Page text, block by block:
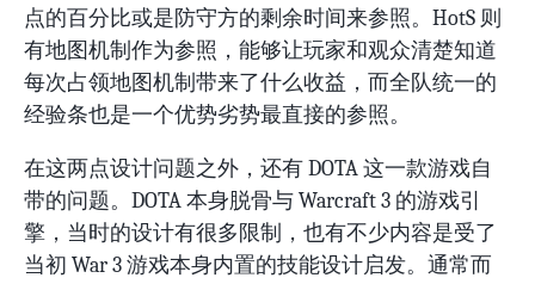
点的百分比或是防守方的剩余时间来参照。HotS 则
有地图机制作为参照，能够让玩家和观众清楚知道
每次占领地图机制带来了什么收益，而全队统一的
经验条也是一个优势劣势最直接的参照。
在这两点设计问题之外，还有 DOTA 这一款游戏自
带的问题。DOTA 本身脱骨与 Warcraft 3 的游戏引
擎，当时的设计有很多限制，也有不少内容是受了
当初 War 3 游戏本身内置的技能设计启发。通常而